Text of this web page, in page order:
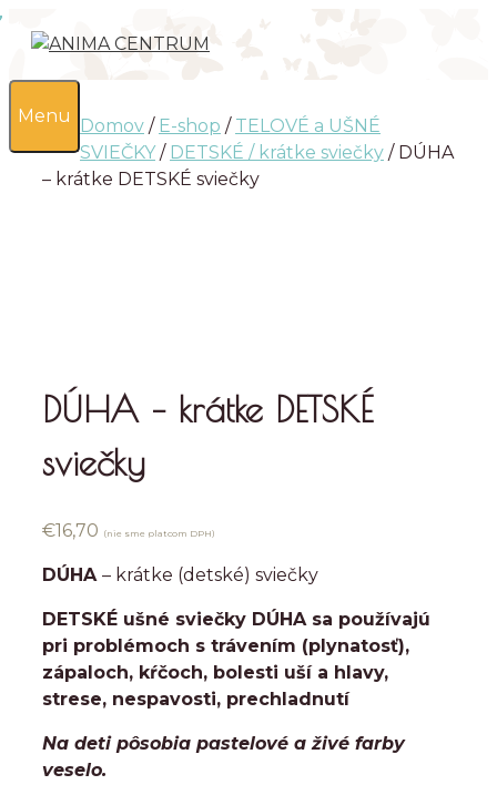
Menu Domov / E-shop / TELOVÉ a UŠNÉ
SVIEČKY/ DETSKÉ / krátke sviečky / DÚHA
– krátke DETSKÉ sviečky
DÚHA – krátke DETSKÉ
sviečky
€16,70 (nie sme platcom DPH)
DÚHA – krátke (detské) sviečky
DETSKÉ ušné sviečky DÚHA sa používajú
pri problémoch s trávením (plynatosť),
zápaloch, kŕčoch, bolesti uší a hlavy,
strese, nespavosti, prechladnutí
Na deti pôsobia pastelové a živé farby
veselo.